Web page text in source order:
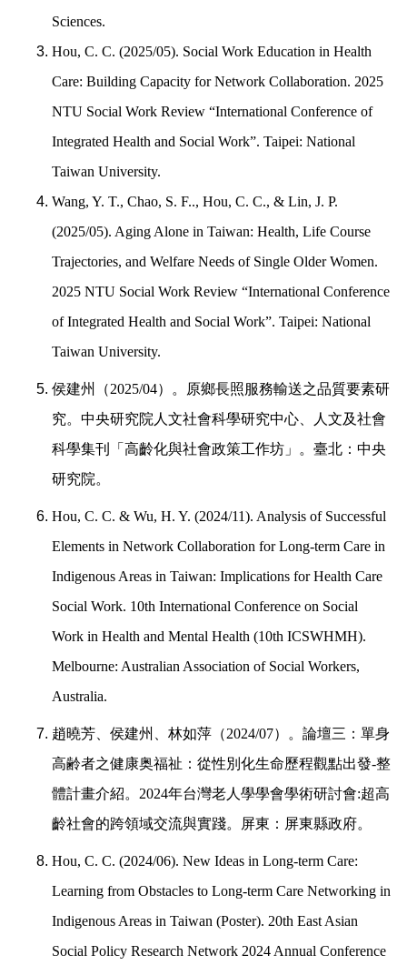
Sciences.
Hou, C. C. (2025/05). Social Work Education in Health
Care: Building Capacity for Network Collaboration. 2025
NTU Social Work Review “International Conference of
Integrated Health and Social Work”. Taipei: National
Taiwan University.
Wang, Y. T., Chao, S. F.., Hou, C. C., & Lin, J. P.
(2025/05). Aging Alone in Taiwan: Health, Life Course
Trajectories, and Welfare Needs of Single Older Women.
2025 NTU Social Work Review “International Conference
of Integrated Health and Social Work”. Taipei: National
Taiwan University.
侯建州（2025/04）。原鄉長照服務輸送之品質要素研
究。中央研究院人文社會科學研究中心、人文及社會
科學集刊「高齡化與社會政策工作坊」。臺北：中央
研究院。
Hou, C. C. & Wu, H. Y. (2024/11). Analysis of Successful
Elements in Network Collaboration for Long-term Care in
Indigenous Areas in Taiwan: Implications for Health Care
Social Work. 10th International Conference on Social
Work in Health and Mental Health (10th ICSWHMH).
Melbourne: Australian Association of Social Workers,
Australia.
趙曉芳、侯建州、林如萍（2024/07）。論壇三：單身
高齢者之健康奥福祉：從性別化生命歷程觀點出發-整
體計畫介紹。 2024年台灣老人學學會學術研討會:超高
齡社會的跨領域交流與實踐。屏東：屏東縣政府。
Hou, C. C. (2024/06). New Ideas in Long-term Care:
Learning from Obstacles to Long-term Care Networking in
Indigenous Areas in Taiwan (Poster). 20th East Asian
Social Policy Research Network 2024 Annual Conference